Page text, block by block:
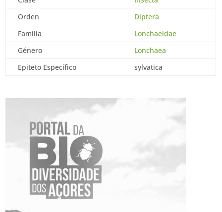
Orden
Diptera
Familia
Lonchaeidae
Género
Lonchaea
Epiteto Específico
sylvatica